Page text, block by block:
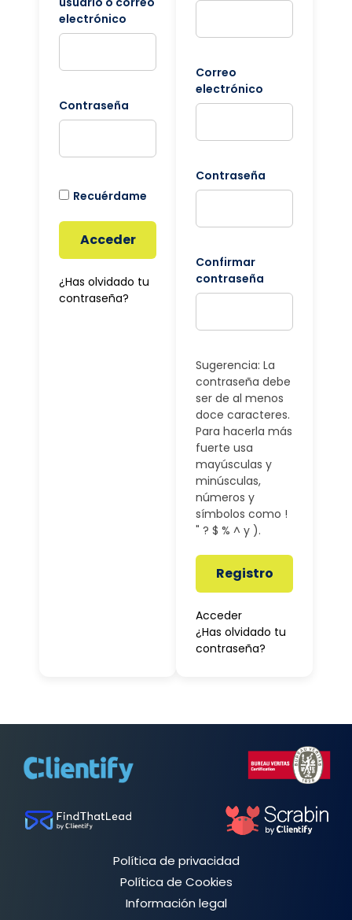
electrónico
Contraseña
Recuérdame
Acceder
¿Has olvidado tu
contraseña?
Correo
electrónico
Contraseña
Confirmar
contraseña
Sugerencia: La
contraseña debe
ser de al menos
doce caracteres.
Para hacerla más
fuerte usa
mayúsculas y
minúsculas,
números y
símbolos como !
" ? $ % ^ y ).
Registro
Acceder
¿Has olvidado tu
contraseña?
Política de privacidad
Política de Cookies
Información legal